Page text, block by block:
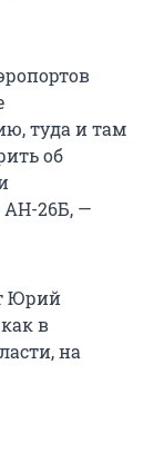
туда и там
об
АН-26Б, —
Юрий
в
на